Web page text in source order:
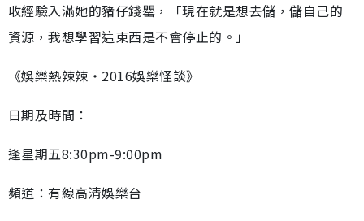
收經驗入滿她的豬仔錢罌，「現在就是想去儲，儲自己的
資源，我想學習這東西是不會停止的。」
《娛樂熱辣辣‧2016娛樂怪談》
日期及時間：
逢星期五8:30pm-9:00pm
頻道：有線高清娛樂台